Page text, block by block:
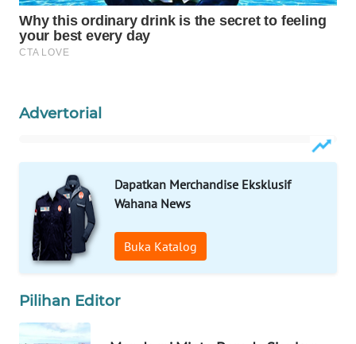
Advertorial
Dapatkan Merchandise Eksklusif
Wahana News
Buka Katalog
Pilihan Editor
TRAVEL
WAHANA
WAHANANEWS
CO ID
WAHANANEWS
NET
SPORT